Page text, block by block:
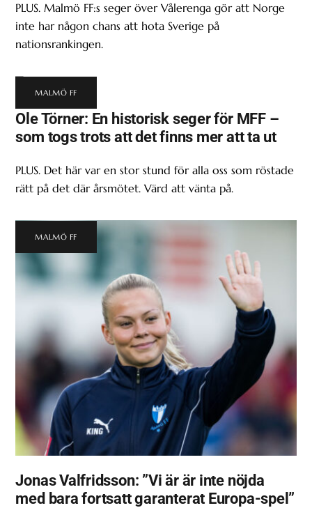
PLUS. Malmö FF:s seger över Vålerenga gör att Norge
inte har någon chans att hota Sverige på
nationsrankingen.
MALMÖ FF
Ole Törner: En historisk seger för MFF –
som togs trots att det finns mer att ta ut
PLUS. Det här var en stor stund för alla oss som röstade
rätt på det där årsmötet. Värd att vänta på.
MALMÖ FF
Jonas Valfridsson: ”Vi är är inte nöjda
med bara fortsatt garanterat Europa-spel”